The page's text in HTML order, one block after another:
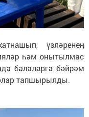
үзләренең
һәм онытылмас
балаларга бәйрәм
тапшырылды.